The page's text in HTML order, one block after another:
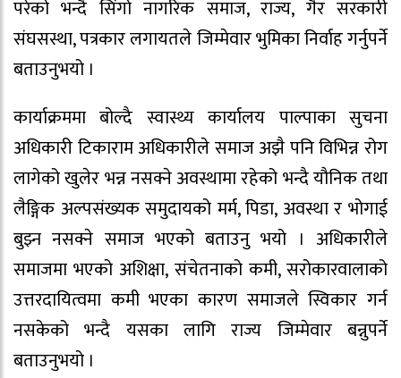
परेको भन्दै सिंगो नागरिक समाज, राज्य, गैर सरकारी
संघसस्था, पत्रकार लगायतले जिम्मेवार भुमिका निर्वाह गर्नुपर्ने
बताउनुभयो ।
कार्याक्रममा बोल्दै स्वास्थ्य कार्यालय पाल्पाका सुचना
अधिकारी टिकाराम अधिकारीले समाज अझै पनि विभिन्न रोग
लागेको खुलेर भन्न नसक्ने अवस्थामा रहेको भन्दै यौनिक तथा
लैङ्गिक अल्पसंख्यक समुदायको मर्म, पिडा, अवस्था र भोगाई
बुझ्न नसक्ने समाज भएको बताउनु भयो । अधिकारीले
समाजमा भएको अशिक्षा, संचेतनाको कमी, सरोकारवालाको
उत्तरदायित्वमा कमी भएका कारण समाजले स्विकार गर्न
नसकेको भन्दै यसका लागि राज्य जिम्मेवार बन्नुपर्ने
बताउनुभयो ।